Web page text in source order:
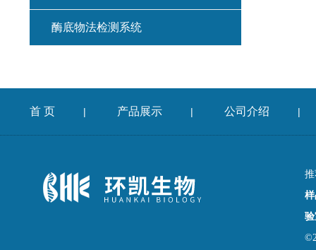
酶底物法检测系统
首 页 | 产品展示 | 公司介绍 |